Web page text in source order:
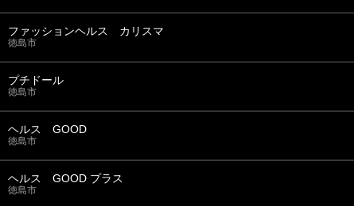
ファッションヘルス カリスマ
徳島市
プチドール
徳島市
ヘルス GOOD
徳島市
ヘルス GOOD プラス
徳島市